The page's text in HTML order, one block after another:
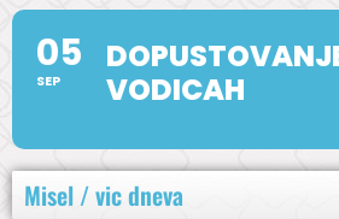
05
SEP
VODICAH
Misel / vic dneva